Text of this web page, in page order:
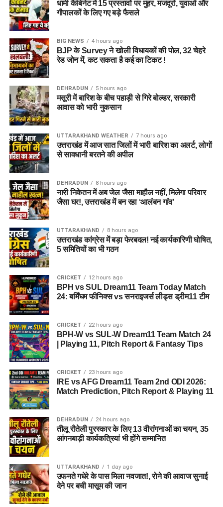
धामी कैबिनेट में 15 प्रस्तावों पर मुहर, मजदूरों, युवाओं और
गौपालकों के लिए गए बड़े फैसले
BIG NEWS 4 hours ago
BJP के Survey ने खोली विधायकों की पोल, 32 चेहरे
रेड जोन में, कट सकता है कई का टिकट !
DEHRADUN 5 hours ago
मसूरी में बारिश के बीच पहाड़ी से गिरे बोल्डर, सरकारी
आवास को भारी नुकसान
UTTARAKHAND WEATHER 7 hours ago
उत्तराखंड में आज सात जिलों में भारी बारिश का अलर्ट, लोगों
से सावधानी बरतने की अपील
DEHRADUN 8 hours ago
नारी निकेतन में अब जेल जैसा माहौल नहीं, मिलेगा परिवार
जैसा घर!, उत्तराखंड में बन रहा ‘आलंबन गांव’
UTTARAKHAND 8 hours ago
उत्तराखंड कांग्रेस में बड़ा फेरबदल! नई कार्यकारिणी घोषित,
5 समितियों का भी गठन
CRICKET 12 hours ago
BPH vs SUL Dream11 Team Today Match
24: बर्मिंघम फीनिक्स vs सनराइजर्स लीड्स ड्रीम11 टीम
CRICKET 22 hours ago
BPH-W vs SUL-W Dream11 Team Match 24
| Playing 11, Pitch Report & Fantasy Tips
CRICKET 23 hours ago
IRE vs AFG Dream11 Team 2nd ODI 2026:
Match Prediction, Pitch Report & Playing 11
DEHRADUN 24 hours ago
तीलू रौतेली पुरस्कार के लिए 13 वीरांगनाओं का चयन, 35
आंगनबाड़ी कार्यकत्रियां भी होंगे सम्मानित
UTTARAKHAND 1 day ago
उफनते गधेरे के पास मिला नवजात!, रोने की आवाज सुनाई
देने पर बची मासूम की जान